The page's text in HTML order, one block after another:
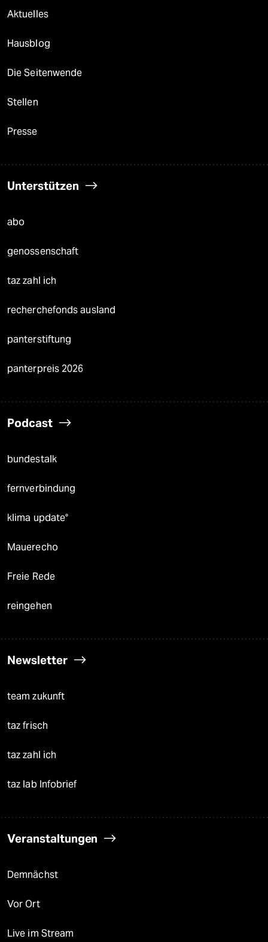
Aktuelles
Hausblog
Die Seitenwende
Stellen
Presse
Unterstützen
abo
genossenschaft
taz zahl ich
recherchefonds ausland
panterstiftung
panterpreis 2026
Podcast
bundestalk
fernverbindung
klima update°
Mauerecho
Freie Rede
reingehen
Newsletter
team zukunft
taz frisch
taz zahl ich
taz lab Infobrief
Veranstaltungen
Demnächst
Vor Ort
Live im Stream